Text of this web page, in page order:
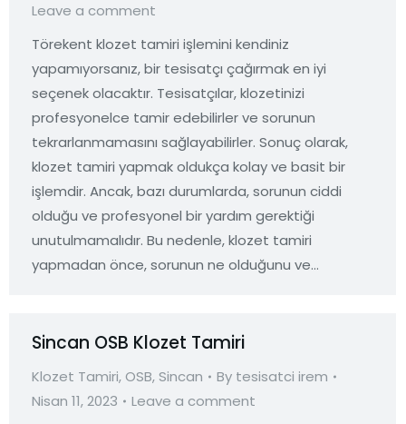
Leave a comment
Törekent klozet tamiri işlemini kendiniz
yapamıyorsanız, bir tesisatçı çağırmak en iyi
seçenek olacaktır. Tesisatçılar, klozetinizi
profesyonelce tamir edebilirler ve sorunun
tekrarlanmamasını sağlayabilirler. Sonuç olarak,
klozet tamiri yapmak oldukça kolay ve basit bir
işlemdir. Ancak, bazı durumlarda, sorunun ciddi
olduğu ve profesyonel bir yardım gerektiği
unutulmamalıdır. Bu nedenle, klozet tamiri
yapmadan önce, sorunun ne olduğunu ve…
Sincan OSB Klozet Tamiri
Klozet Tamiri, OSB,Sincan By tesisatci irem
Nisan 11, 2023
Leave a comment